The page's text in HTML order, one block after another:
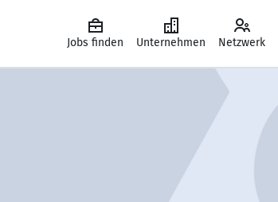
Jobs finden Unternehmen Netzwerk